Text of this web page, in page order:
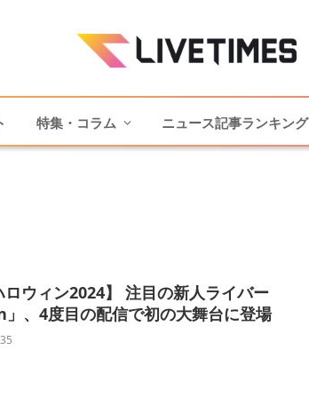
特集・コラム ニュース記事ランキング
ロウィン2024】 注目の新人ライバー
」、4度目の配信で初の大舞台に登場